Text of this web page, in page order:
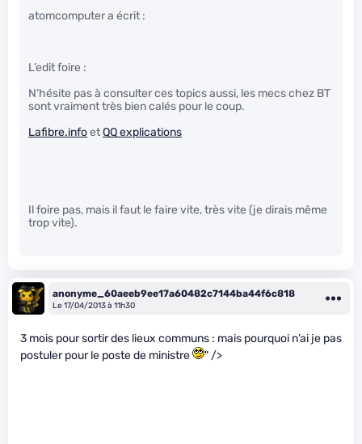
atomcomputer a écrit :
L’edit foire :
N’hésite pas à consulter ces topics aussi, les mecs chez BT
sont vraiment très bien calés pour le coup.
Lafibre.infoetQQ explications
Il foire pas, mais il faut le faire vite, très vite (je dirais même
trop vite).
anonyme_60aeeb9ee17a60482c7144ba44f6c818
Le 17/04/2013 à 11h30
3 mois pour sortir des lieux communs : mais pourquoi n’ai je pas
postuler pour le poste de ministre
" />